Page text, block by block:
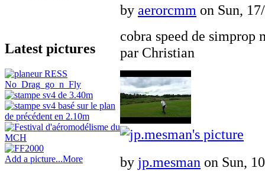
Latest pictures
Add a picture...More
by aerorcmm on Sun,
cobra speed de simprop
par Christian
by jp.mesman on Sun,